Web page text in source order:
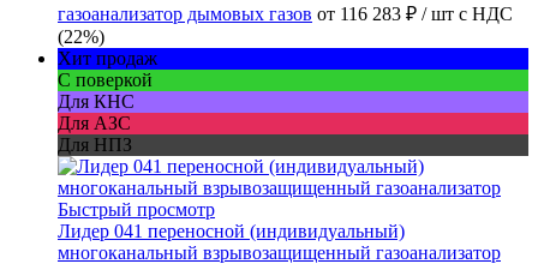
газоанализатор дымовых газов от 116 283 ₽ / шт с НДС
(22%)
Хит продаж
С поверкой
Для КНС
Для АЗС
Для НПЗ
Быстрый просмотр
Лидер 041 переносной (индивидуальный)
многоканальный взрывозащищенный газоанализатор